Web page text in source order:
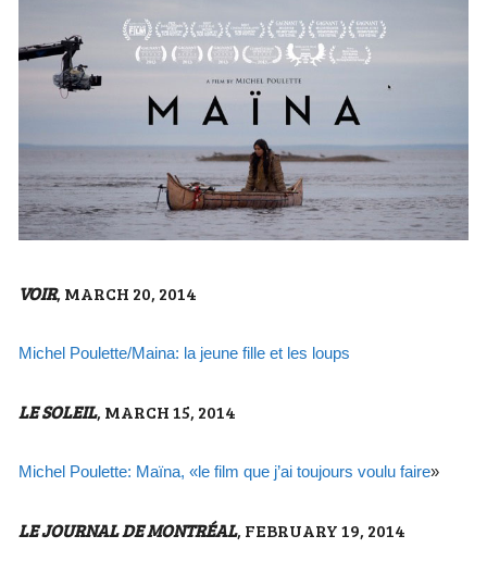
VOIR, MARCH 20, 2014
Michel Poulette/Maina: la jeune fille et les loups
LE SOLEIL, MARCH 15, 2014
Michel Poulette: Maïna, «le film que j’ai toujours voulu faire»
LE JOURNAL DE MONTRÉAL, FEBRUARY 19, 2014